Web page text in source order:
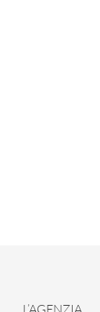
L’AGENZIA